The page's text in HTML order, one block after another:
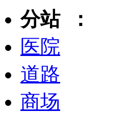
分站 ：
医院
道路
商场